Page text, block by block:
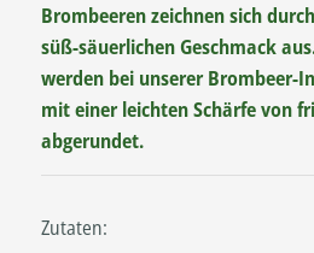
Brombeeren zeichnen sich
süß-säuerlichen Geschmack
werden bei unserer Brombeer-
mit einer leichten Schärfe von
abgerundet.
Zutaten: